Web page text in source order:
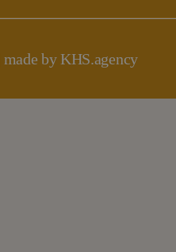
made by KHS.agency